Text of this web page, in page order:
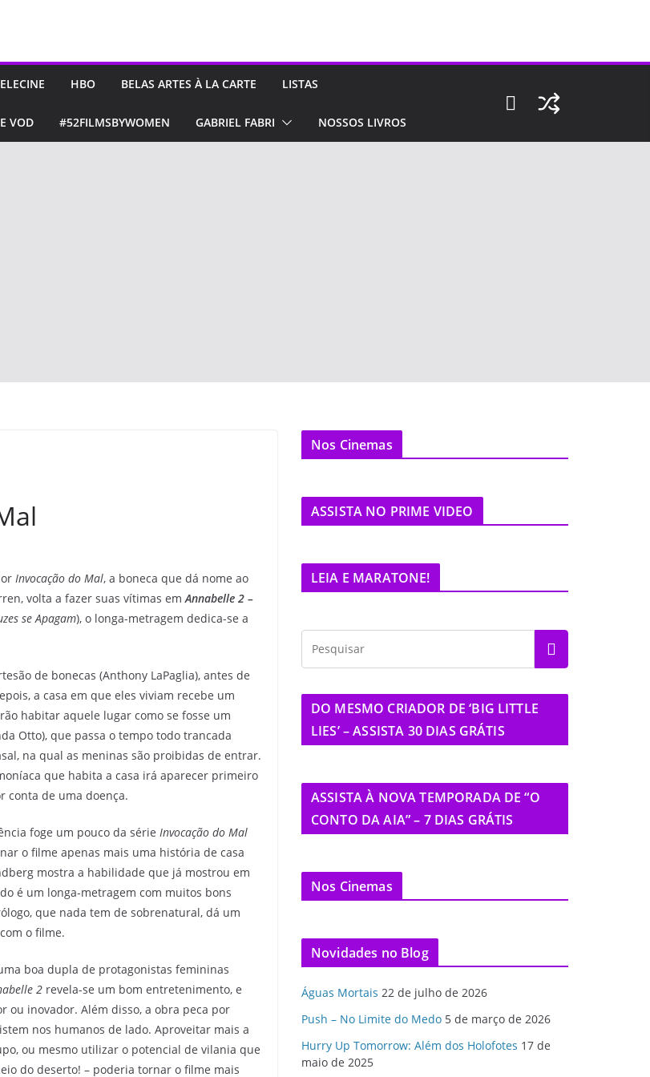
HBO BELAS ARTES À LA CARTE LISTAS
VOD #52FILMSBYWOMEN GABRIEL FABRI NOSSOS LIVROS
Invocação do Mal, a boneca que dá nome ao
volta a fazer suas vítimas emAnnabelle 2 –
se Apagam), o longa-metragem dedica-se a
de bonecas (Anthony LaPaglia), antes de
a casa em que eles viviam recebe um
habitar aquele lugar como se fosse um
Otto), que passa o tempo todo trancada
na qual as meninas são proibidas de entrar.
que habita a casa irá aparecer primeiro
conta de uma doença.
foge um pouco da série Invocação do Mal
o filme apenas mais uma história de casa
mostra a habilidade que já mostrou em
é um longa-metragem com muitos bons
que nada tem de sobrenatural, dá um
o filme.
boa dupla de protagonistas femininas
2 revela-se um bom entretenimento, e
ou inovador. Além disso, a obra peca por
nos humanos de lado. Aproveitar mais a
ou mesmo utilizar o potencial de vilania que
do deserto! – poderia tornar o filme mais
Nos Cinemas
ASSISTA NO PRIME VIDEO
LEIA E MARATONE!
DO MESMO CRIADOR DE ‘BIG LITTLE
LIES’ – ASSISTA 30 DIAS GRÁTIS
ASSISTA À NOVA TEMPORADA DE “O
CONTO DA AIA” – 7 DIAS GRÁTIS
Nos Cinemas
Novidades no Blog
Águas Mortais 22 de julho de 2026
Push – No Limite do Medo 5 de março de 2026
Hurry Up Tomorrow: Além dos Holofotes 17 de
maio de 2025